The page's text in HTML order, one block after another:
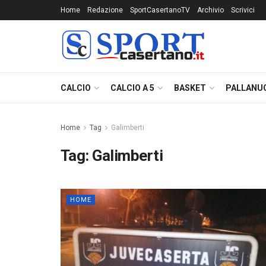
Home Redazione SportCasertanoTV Archivio Scrivici
CALCIO CALCIO A 5 BASKET
Home Tag Galimberti
Tag: Galimberti
HOME